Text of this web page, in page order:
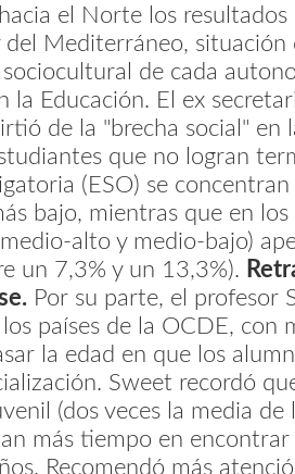
el Norte los resultados
del Mediterráneo,
de cada
la Educación. El ex
de la "brecha social" en
que no logran
(ESO) se
bajo, mientras que en
alto y medio-bajo)
un 7,3% y un 13,3%).
Por su parte, el profesor
países de la OCDE, con
la edad en que los
Sweet recordó
(dos veces la media de
más tiempo en
Recomendó más